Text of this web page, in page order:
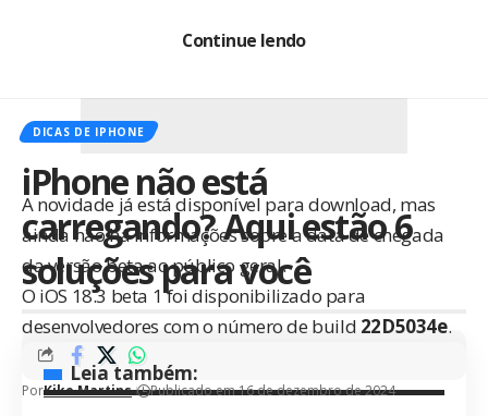
A novidade já está disponível para download, mas
ainda não há informações sobre a data de chegada
da versão beta ao público geral.
O iOS 18.3 beta 1 foi disponibilizado para
desenvolvedores com o número de build 22D5034e.
Leia também:
Continue lendo
DICAS DE IPHONE
iPhone não está
carregando? Aqui estão 6
soluções para você
PorKiko Martins Publicado em 16 de dezembro de 2024